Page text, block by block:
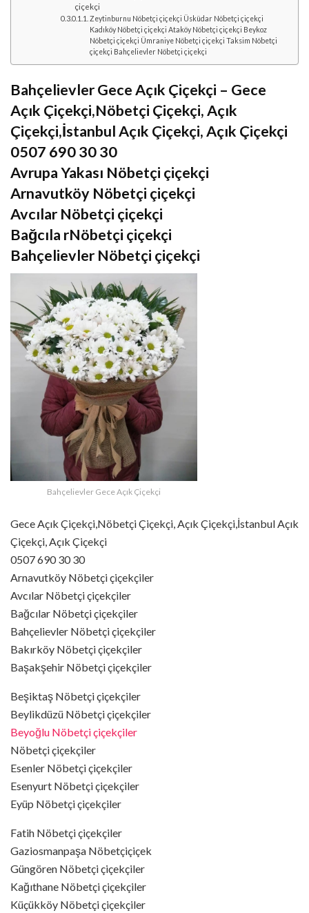
çiçekçi
Zeytinburnu Nöbetçi çiçekçi Üsküdar Nöbetçi çiçekçi
Kadıköy Nöbetçi çiçekçi Ataköy Nöbetçi çiçekçi Beykoz
Nöbetçi çiçekçi Ümraniye Nöbetçi çiçekçi Taksim Nöbetçi
çiçekçi Bahçelievler Nöbetçi çiçekçi
Bahçelievler Gece Açık Çiçekçi – Gece
Açık Çiçekçi,Nöbetçi Çiçekçi, Açık
Çiçekçi,İstanbul Açık Çiçekçi, Açık Çiçekçi
0507 690 30 30
Avrupa Yakası Nöbetçi çiçekçi
Arnavutköy Nöbetçi çiçekçi
Avcılar Nöbetçi çiçekçi
Bağcıla rNöbetçi çiçekçi
Bahçelievler Nöbetçi çiçekçi
Bahçelievler Gece Açık Çiçekçi
Gece Açık Çiçekçi,Nöbetçi Çiçekçi, Açık Çiçekçi,İstanbul Açık
Çiçekçi, Açık Çiçekçi
0507 690 30 30
Arnavutköy Nöbetçi çiçekçiler
Avcılar Nöbetçi çiçekçiler
Bağcılar Nöbetçi çiçekçiler
Bahçelievler Nöbetçi çiçekçiler
Bakırköy Nöbetçi çiçekçiler
Başakşehir Nöbetçi çiçekçiler
Beşiktaş Nöbetçi çiçekçiler
Beylikdüzü Nöbetçi çiçekçiler
Beyoğlu Nöbetçi çiçekçiler
Nöbetçi çiçekçiler
Esenler Nöbetçi çiçekçiler
Esenyurt Nöbetçi çiçekçiler
Eyüp Nöbetçi çiçekçiler
Fatih Nöbetçi çiçekçiler
Gaziosmanpaşa Nöbetçiçiçek
Güngören Nöbetçi çiçekçiler
Kağıthane Nöbetçi çiçekçiler
Küçükköy Nöbetçi çiçekçiler